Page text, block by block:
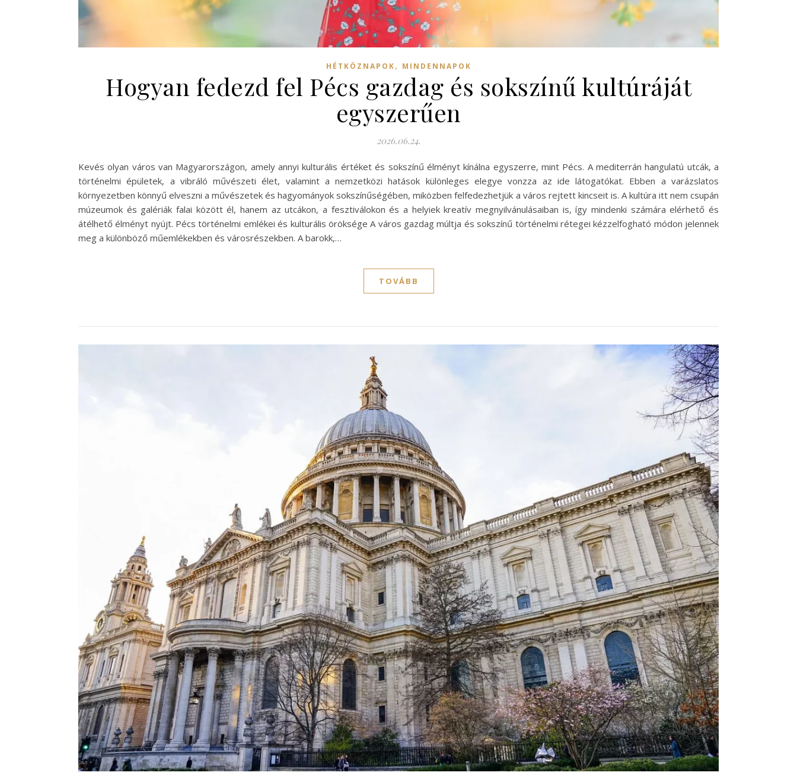
HÉTKÖZNAPOK, MINDENNAPOK
Hogyan fedezd fel Pécs gazdag és sokszínű kultúráját
egyszerűen
2026.06.24.
Kevés olyan város van Magyarországon, amely annyi kulturális értéket és sokszínű élményt kínálna egyszerre, mint Pécs. A mediterrán hangulatú utcák, a
történelmi épületek, a vibráló művészeti élet, valamint a nemzetközi hatások különleges elegye vonzza az ide látogatókat. Ebben a varázslatos
környezetben könnyű elveszni a művészetek és hagyományok sokszínűségében, miközben felfedezhetjük a város rejtett kincseit is. A kultúra itt nem csupán
múzeumok és galériák falai között él, hanem az utcákon, a fesztiválokon és a helyiek kreatív megnyilvánulásaiban is, így mindenki számára elérhető és
átélhető élményt nyújt. Pécs történelmi emlékei és kulturális öröksége A város gazdag múltja és sokszínű történelmi rétegei kézzelfogható módon jelennek
meg a különböző műemlékekben és városrészekben. A barokk,…
TOVÁBB